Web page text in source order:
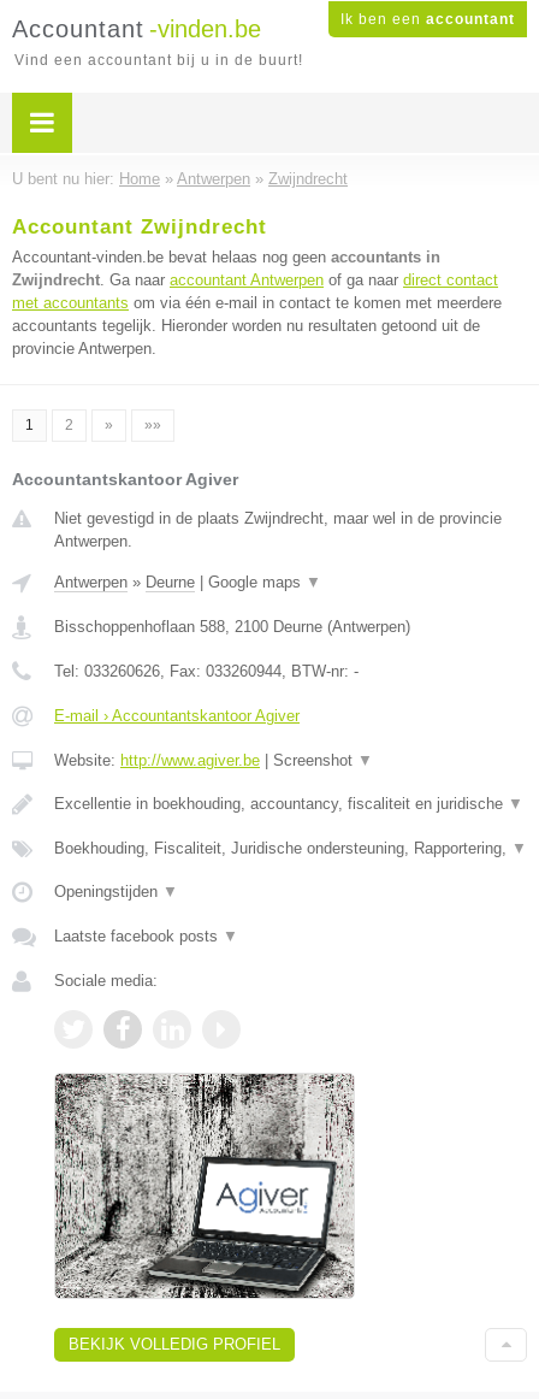
Ik ben een accountant
Accountant -vinden.be
Vind een accountant bij u in de buurt!
U bent nu hier: Home » Antwerpen » Zwijndrecht
Accountant Zwijndrecht
Accountant-vinden.be bevat helaas nog geen accountants in
Zwijndrecht. Ga naar accountant Antwerpen of ga naar direct contact
met accountants om via één e-mail in contact te komen met meerdere
accountants tegelijk. Hieronder worden nu resultaten getoond uit de
provincie Antwerpen.
1 2 » »»
Accountantskantoor Agiver
Niet gevestigd in de plaats Zwijndrecht, maar wel in de provincie
Antwerpen.
Antwerpen » Deurne Google maps ▼
Bisschoppenhoflaan 588, 2100 Deurne (Antwerpen)
Tel: 033260626, Fax: 033260944, BTW-nr: -
E-mail › Accountantskantoor Agiver
Website: http://www.agiver.be Screenshot ▼
Excellentie in boekhouding, accountancy, fiscaliteit en juridische ▼
Boekhouding, Fiscaliteit, Juridische ondersteuning, Rapportering, ▼
Openingstijden ▼
Laatste facebook posts ▼
Sociale media:
BEKIJK VOLLEDIG PROFIEL